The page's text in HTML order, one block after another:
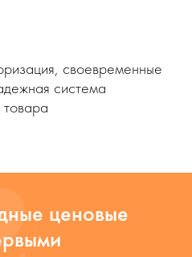
своевременные
система
ценовые